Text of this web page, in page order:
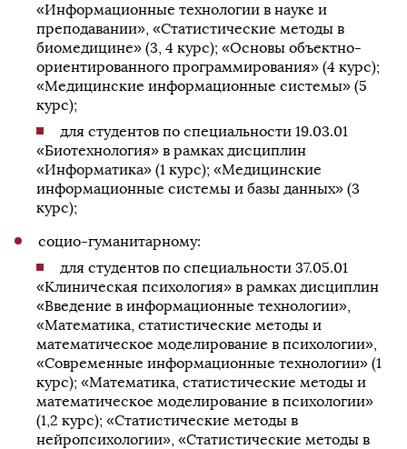
«Информационные технологии в науке и
преподавании», «Статистические методы в
биомедицине» (3, 4 курс); «Основы объектно-
ориентированного программирования» (4 курс);
«Медицинские информационные системы» (5
курс);
для студентов по специальности 19.03.01
«Биотехнология» в рамках дисциплин
«Информатика» (1 курс); «Медицинские
информационные системы и базы данных» (3
курс);
социо-гуманитарному:
для студентов по специальности 37.05.01
«Клиническая психология» в рамках дисциплин
«Введение в информационные технологии»,
«Математика, статистические методы и
математическое моделирование в психологии»,
«Современные информационные технологии» (1
курс); «Математика, статистические методы и
математическое моделирование в психологии»
(1,2 курс); «Статистические методы в
нейропсихологии», «Статистические методы в